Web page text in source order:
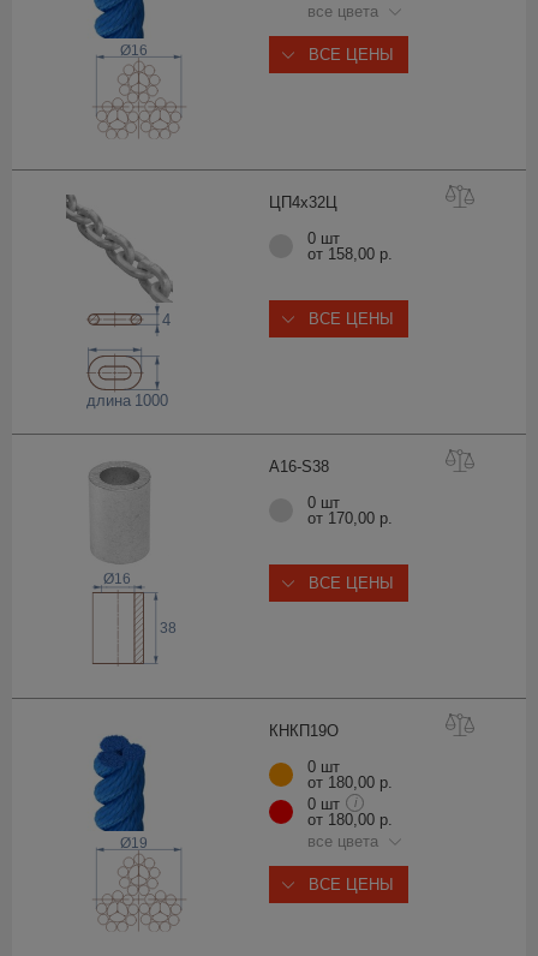
Ø16
все цвета
ВСЕ ЦЕНЫ
ЦП4х32Ц
4
1000
длина
0 шт
от 158,00 р.
ВСЕ ЦЕНЫ
A16-S38
38
Ø16
0 шт
от 170,00 р.
ВСЕ ЦЕНЫ
КНКП19О
Ø19
0 шт
от 180,00 р.
0 шт
i
от 180,00 р.
все цвета
ВСЕ ЦЕНЫ